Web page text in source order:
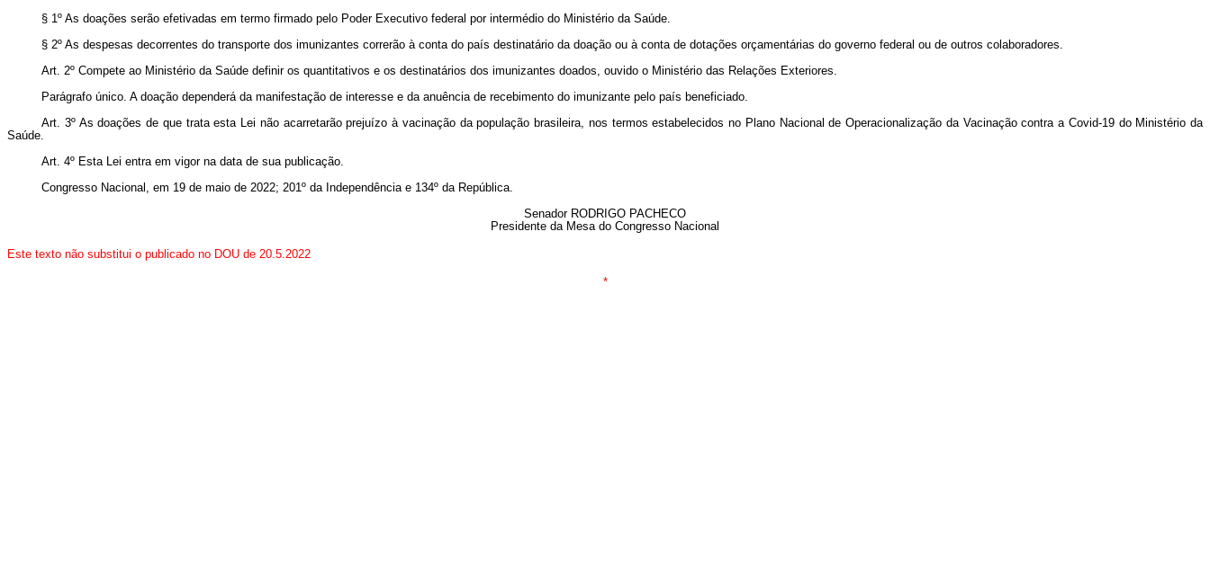
§ 1º As doações serão efetivadas em termo firmado pelo Poder Executivo federal por intermédio do Ministério da Saúde.
§ 2º As despesas decorrentes do transporte dos imunizantes correrão à conta do país destinatário da doação ou à conta de dotações orçamentárias do governo federal ou de outros colaboradores.
Art. 2º Compete ao Ministério da Saúde definir os quantitativos e os destinatários dos imunizantes doados, ouvido o Ministério das Relações Exteriores.
Parágrafo único. A doação dependerá da manifestação de interesse e da anuência de recebimento do imunizante pelo país beneficiado.
Art. 3º As doações de que trata esta Lei não acarretarão prejuízo à vacinação da população brasileira, nos termos estabelecidos no Plano Nacional de Operacionalização da Vacinação contra a Covid-19 do Ministério da
Saúde.
Art. 4º Esta Lei entra em vigor na data de sua publicação.
Congresso Nacional, em 19 de maio de 2022; 201º da Independência e 134º da República.
Senador RODRIGO PACHECO
Presidente da Mesa do Congresso Nacional
Este texto não substitui o publicado no DOU de 20.5.2022
*